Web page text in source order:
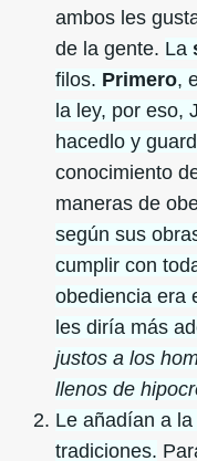
ambos les
de la gente. La
filos. Primero,
la ley, por eso,
hacedlo y
conocimiento
maneras de
según sus
cumplir con
obediencia era
les diría más
justos a los
llenos de
Le añadían a
tradiciones.